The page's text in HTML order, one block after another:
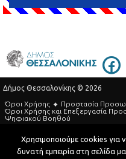
Δήμος Θεσσαλονίκης © 2026
Όροι Χρήσης
Προστασία
Όροι Xρήσης και Eπεξεργασία
Ψηφιακού Βοηθού
Τηλεφωνικός Κατάλογος
Χρησιμοποιούμε cookies
δυνατή εμπειρία στη σελίδα